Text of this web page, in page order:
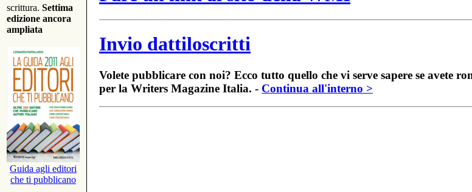
scrittura. Settima
edizione ancora
ampliata
Guida agli editori
che ti pubblicano
Invio dattiloscritti
Volete pubblicare con noi? Ecco tutto quello che vi serve sapere se avete
per la Writers Magazine Italia. - Continua all'interno >